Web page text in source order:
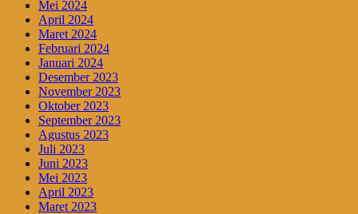
Mei 2024
April 2024
Maret 2024
Februari 2024
Januari 2024
Desember 2023
November 2023
Oktober 2023
September 2023
Agustus 2023
Juli 2023
Juni 2023
Mei 2023
April 2023
Maret 2023